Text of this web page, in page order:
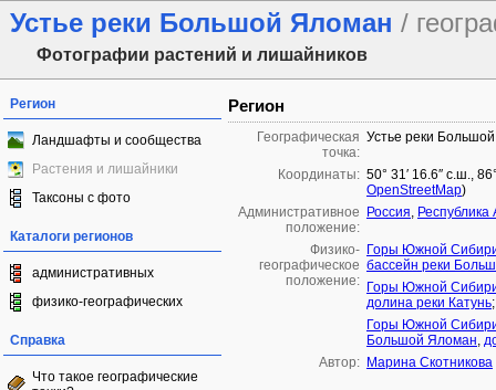
Устье реки Большой Яломан /
Фотографии растений и лишайников
Регион
Ландшафты и сообщества
Растения и лишайники
Таксоны с фото
Каталоги регионов
административных
физико-географических
Справка
Что такое географические
Регион
Географическая
точка:
Устье реки
Координаты: 50° 31′ 16.6″ с.ш.,
OpenStreetMap)
Административное
положение:
Россия, Республика
Физико-
географическое
положение:
Горы Южной
бассейн реки
Горы Южной
долина реки Катунь;
Горы Южной
Большой Яломан,
Автор: Марина Скотникова